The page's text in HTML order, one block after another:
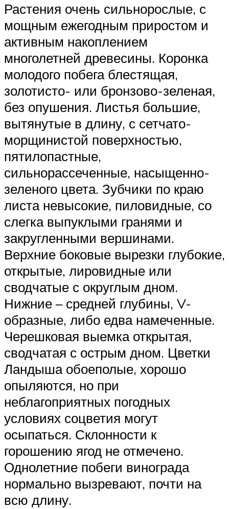
Растения очень сильнорослые, с
мощным ежегодным приростом и
активным накоплением
многолетней древесины. Коронка
молодого побега блестящая,
золотисто- или бронзово-зеленая,
без опушения. Листья большие,
вытянутые в длину, с сетчато-
морщинистой поверхностью,
пятилопастные,
сильнорассеченные, насыщенно-
зеленого цвета. Зубчики по краю
листа невысокие, пиловидные, со
слегка выпуклыми гранями и
закругленными вершинами.
Верхние боковые вырезки глубокие,
открытые, лировидные или
сводчатые с округлым дном.
Нижние – средней глубины, V-
образные, либо едва намеченные.
Черешковая выемка открытая,
сводчатая с острым дном. Цветки
Ландыша обоеполые, хорошо
опыляются, но при
неблагоприятных погодных
условиях соцветия могут
осыпаться. Склонности к
горошению ягод не отмечено.
Однолетние побеги винограда
нормально вызревают, почти на
всю длину.